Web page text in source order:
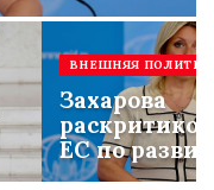
ВНЕШНЯЯ
Захарова
ЕС по